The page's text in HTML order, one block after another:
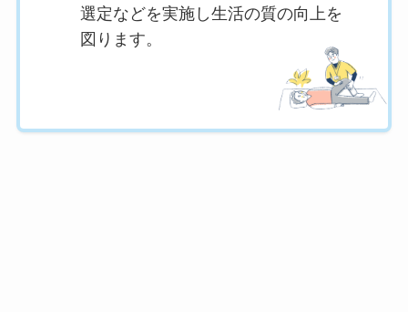
選定などを実施し生活の質の向上を
図ります。